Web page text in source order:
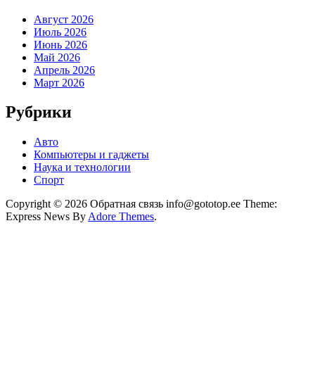
Август 2026
Июль 2026
Июнь 2026
Май 2026
Апрель 2026
Март 2026
Рубрики
Авто
Компьютеры и гаджеты
Наука и технологии
Спорт
Copyright © 2026 Обратная связь info@gototop.ee Theme:
Express News By Adore Themes.